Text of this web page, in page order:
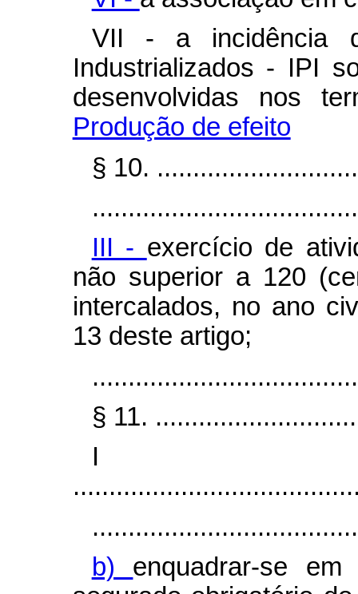
VII - a incidência
Industrializados - IPI
desenvolvidas nos
Produção de efeito
§ 10.
III - exercício de
não superior a 120
intercalados, no ano
13 deste artigo;
§ 11.
I
b) enquadrar-se